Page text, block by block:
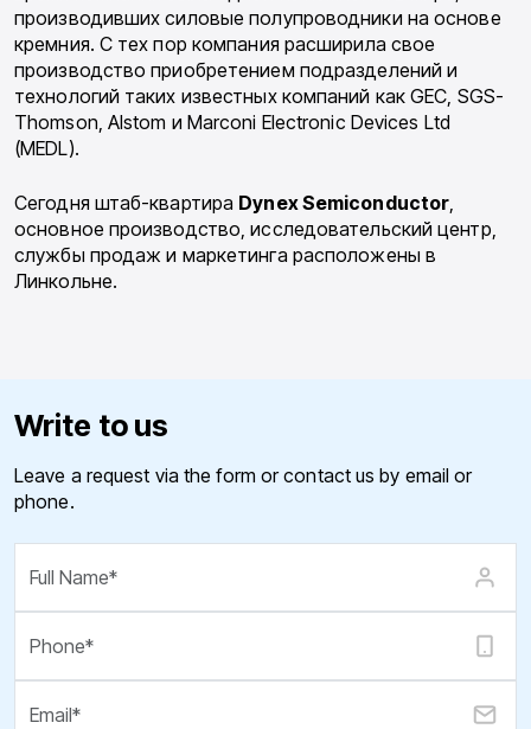
производивших силовые полупроводники на основе
кремния. С тех пор компания расширила свое
производство приобретением подразделений и
технологий таких известных компаний как GEC, SGS-
Thomson, Alstom и Marconi Electronic Devices Ltd
(MEDL).
Сегодня штаб-квартира Dynex Semiconductor,
основное производство, исследовательский центр,
службы продаж и маркетинга расположены в
Линкольне.
Write to us
Leave a request via the form or contact us by email or
phone.